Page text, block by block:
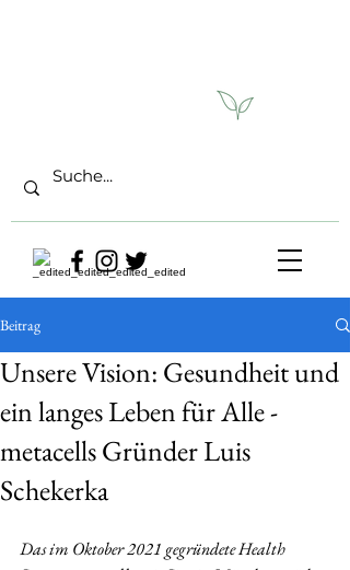
Beitrag
Unsere Vision: Gesundheit und
ein langes Leben für Alle -
metacells Gründer Luis
Schekerka
Das im Oktober 2021 gegründete Health